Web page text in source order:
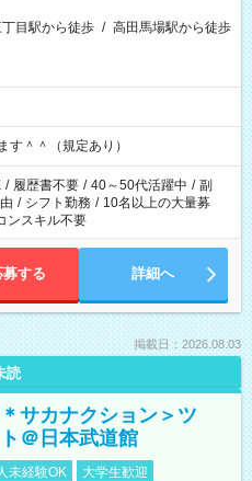
目駅から徒歩 / 高田馬場駅から徒歩
＾＾（規定あり）
/ 履歴書不要 / 40～50代活躍中 / 副
/ シフト勤務 / 10名以上の大量募
ンスキル不要
募する 詳細へ
掲載日：2026.08.03
読
サカナクション＞ツ
＠日本武道館
未経験OK
大学生歓迎